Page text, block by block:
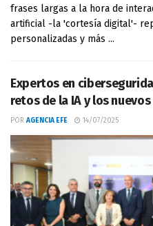
frases largas a la hora de
artificial -la 'cortesía digital'-
personalizadas y más ...
Expertos en
retos de la IA y los
POR AGENCIA EFE 14/07/2025